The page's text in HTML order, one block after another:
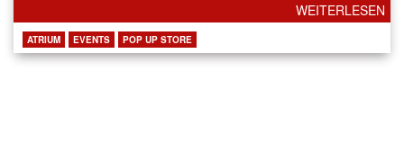
WEITERLESEN
ATRIUM EVENTS POP UP STORE